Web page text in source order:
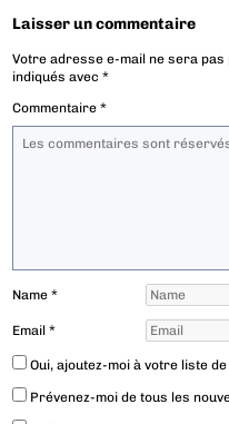
Laisser un commentaire
Votre adresse e-mail ne sera pas
indiqués avec*
Commentaire*
Name*
Email*
Oui, ajoutez-moi à votre liste
Prévenez-moi de tous les